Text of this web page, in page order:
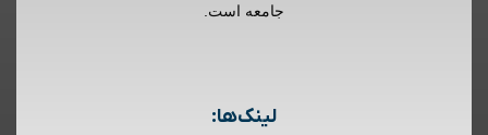
جامعه است.
لینک‌ها: